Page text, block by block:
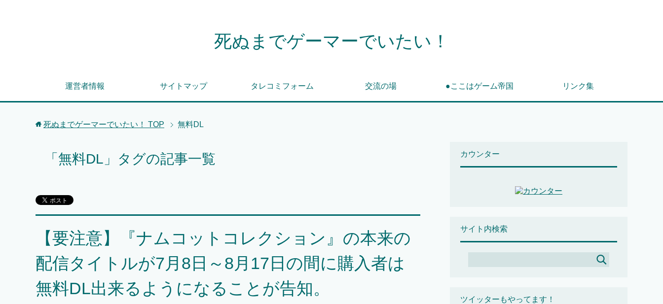
死ぬまでゲーマーでいたい！
運営者情報 サイトマップ タレコミフォーム 交流の場 ●ここはゲーム帝国 リンク集
死ぬまでゲーマーでいたい！ TOP 無料DL
「無料DL」タグの記事一覧
【要注意】『ナムコットコレクション』の本来の
配信タイトルが7月8日～8月17日の間に購入者は
無料DL出来るようになることが告知。
カウンター
サイト内検索
ツイッターもやってます！